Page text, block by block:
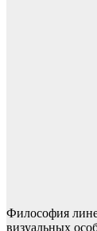
Философия
визуальных